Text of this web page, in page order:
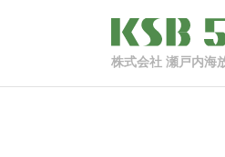
株式会社 瀬戸内海